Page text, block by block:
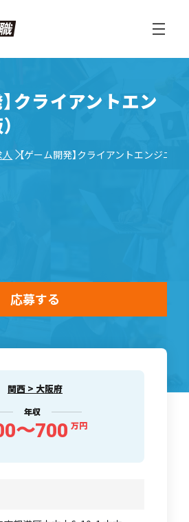
クライアントエン
【ゲーム開発】クライアントエンジニア（
応募する
関西 > 大阪府
年収
〜700 万円